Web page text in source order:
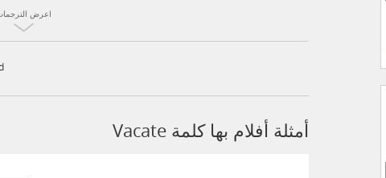
اعرض
أمثلة أفلام بها كلمة Vacate